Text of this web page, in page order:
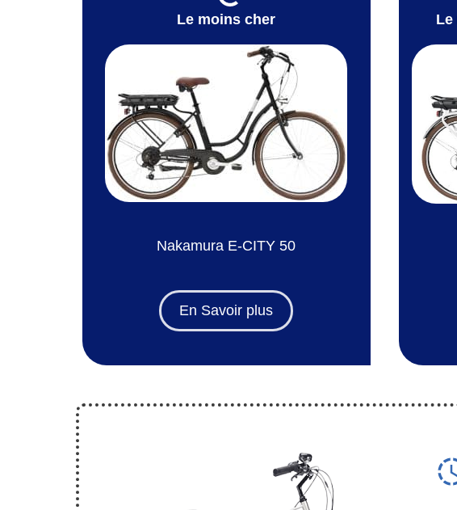
Le moins cher
Nakamura E-CITY 50
En Savoir plus